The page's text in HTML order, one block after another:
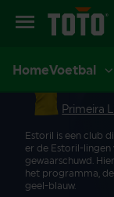
HomeVoetbal
Primeira
Estoril is een club
er de Estoril-lingen
gewaarschuwd.
het programma,
geel-blauw.